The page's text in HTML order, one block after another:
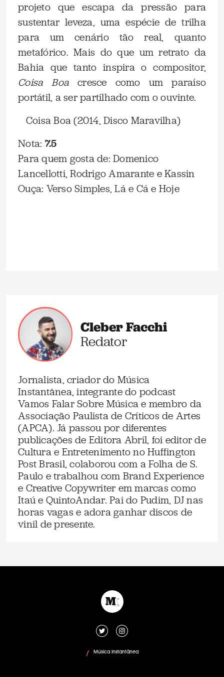
projeto que escapa da pressão para
sustentar leveza, uma espécie de trilha
para um cenário tão real, quanto
metafórico. Mais do que um retrato da
Bahia que tanto inspira o compositor,
Coisa Boa cresce como um paraíso
portátil, a ser partilhado com o ouvinte.
Coisa Boa (2014, Disco Maravilha)
Nota: 7.5
Para quem gosta de: Domenico
Lancellotti, Rodrigo Amarante e Kassin
Ouça: Verso Simples, Lá e Cá e Hoje
Cleber Facchi
Redator
Jornalista, criador do Música
Instantânea, integrante do podcast
Vamos Falar Sobre Música e membro da
Associação Paulista de Críticos de Artes
(APCA). Já passou por diferentes
publicações de Editora Abril, foi editor de
Cultura e Entretenimento no Huffington
Post Brasil, colaborou com a Folha de S.
Paulo e trabalhou com Brand Experience
e Creative Copywriter em marcas como
Itaú e QuintoAndar. Pai do Pudim, DJ nas
horas vagas e adora ganhar discos de
vinil de presente.
/ Música instantânea